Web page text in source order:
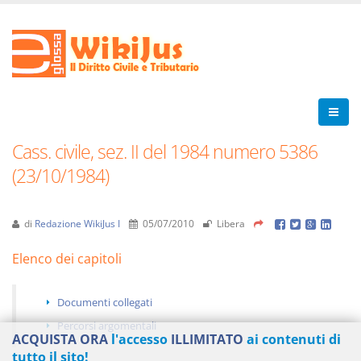
Cass. civile, sez. II del 1984 numero 5386
(23/10/1984)
di Redazione WikiJus I 05/07/2010 Libera
Elenco dei capitoli
Documenti collegati
Percorsi argomentali
ACQUISTA ORA l'accesso ILLIMITATO ai contenuti di
tutto il sito!